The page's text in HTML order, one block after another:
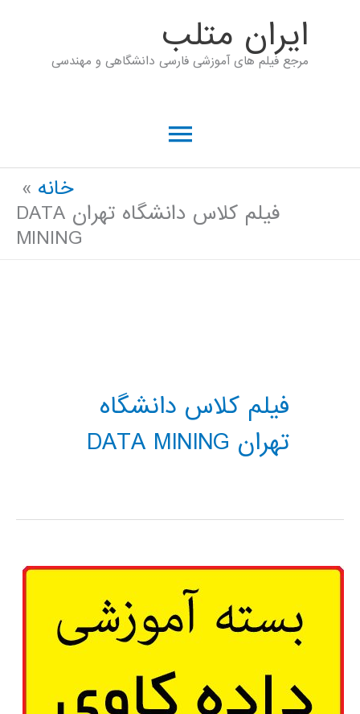
ايران متلب
مرجع فیلم های آموزشی فارسی دانشگاهی و مهندسی
فهرست
خانه
فیلم کلاس دانشگاه تهران DATA
MINING
فیلم کلاس دانشگاه
تهران DATA MINING